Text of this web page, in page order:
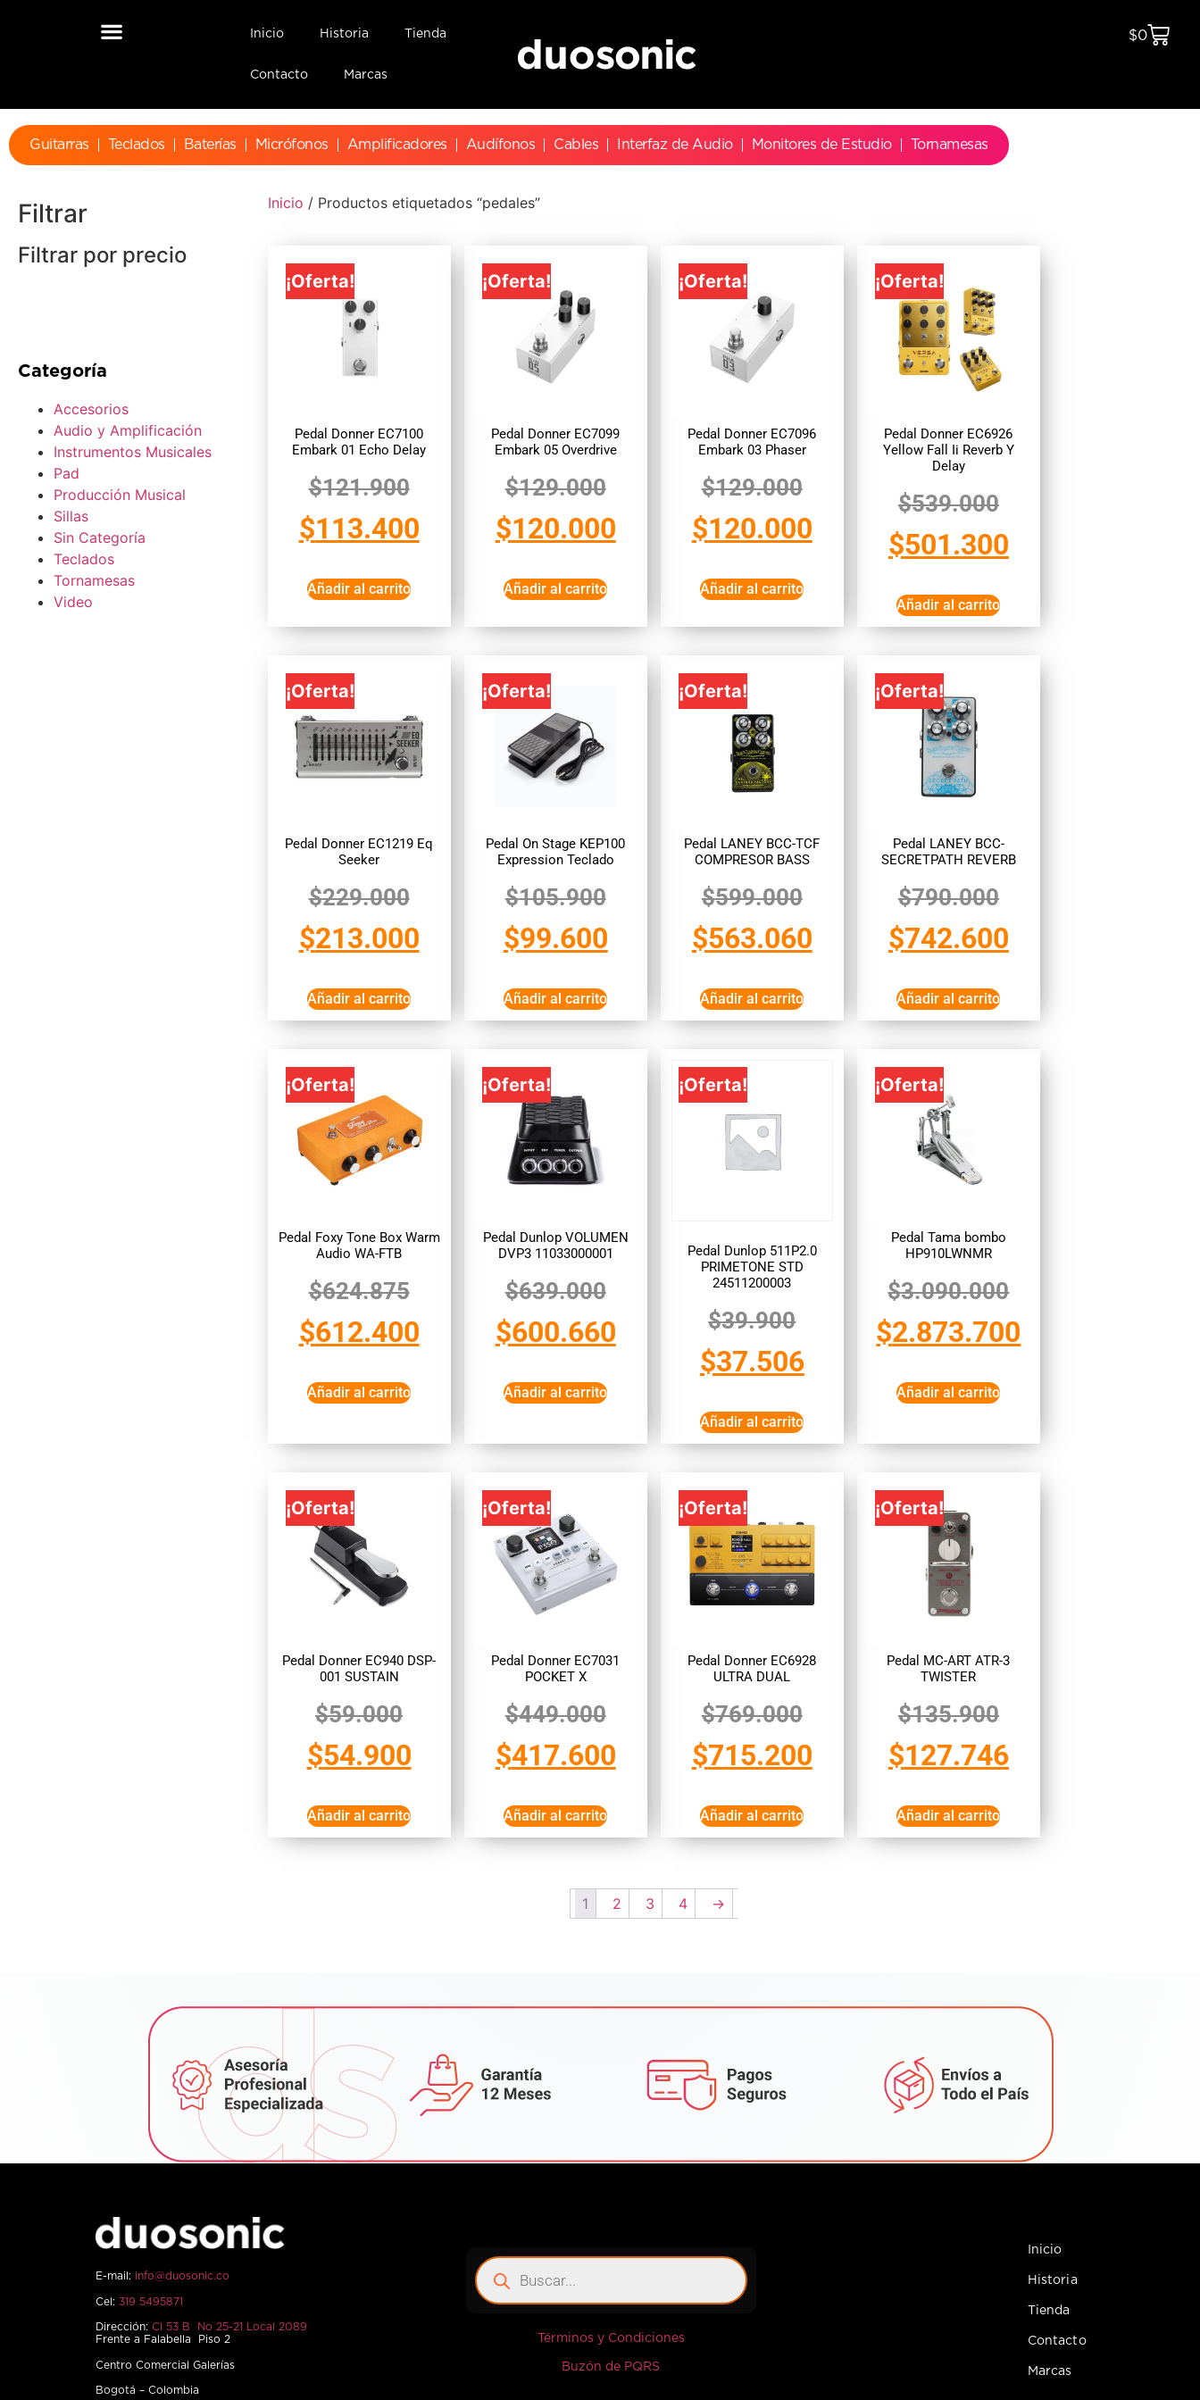
Inicio Historia Tienda
Contacto Marcas
$0
Guitarras Teclados Baterías Micrófonos Amplificadores Audífonos Cables Interfaz de Audio Monitores de Estudio Tornamesas
Filtrar
Filtrar por precio
Categoría
Accesorios
Audio y Amplificación
Instrumentos Musicales
Pad
Producción Musical
Sillas
Sin Categoría
Teclados
Tornamesas
Video
Inicio / Productos etiquetados “pedales”
¡Oferta!
Pedal Donner EC7100
Embark 01 Echo Delay
$121.900
$113.400
Añadir al carrito
¡Oferta!
Pedal Donner EC7099
Embark 05 Overdrive
$129.000
$120.000
Añadir al carrito
¡Oferta!
Pedal Donner EC7096
Embark 03 Phaser
$129.000
$120.000
Añadir al carrito
¡Oferta!
Pedal Donner EC6926
Yellow Fall Ii Reverb Y
Delay
$539.000
$501.300
Añadir al carrito
¡Oferta!
Pedal Donner EC1219 Eq
Seeker
$229.000
$213.000
Añadir al carrito
¡Oferta!
Pedal On Stage KEP100
Expression Teclado
$105.900
$99.600
Añadir al carrito
¡Oferta!
Pedal LANEY BCC-TCF
COMPRESOR BASS
$599.000
$563.060
Añadir al carrito
¡Oferta!
Pedal LANEY BCC-
SECRETPATH REVERB
$790.000
$742.600
Añadir al carrito
¡Oferta!
Pedal Foxy Tone Box Warm
Audio WA-FTB
$624.875
$612.400
Añadir al carrito
¡Oferta!
Pedal Dunlop VOLUMEN
DVP3 11033000001
$639.000
$600.660
Añadir al carrito
¡Oferta!
Pedal Dunlop 511P2.0
PRIMETONE STD
24511200003
$39.900
$37.506
Añadir al carrito
¡Oferta!
Pedal Tama bombo
HP910LWNMR
$3.090.000
$2.873.700
Añadir al carrito
¡Oferta!
Pedal Donner EC940 DSP-
001 SUSTAIN
$59.000
$54.900
Añadir al carrito
¡Oferta!
Pedal Donner EC7031
POCKET X
$449.000
$417.600
Añadir al carrito
¡Oferta!
Pedal Donner EC6928
ULTRA DUAL
$769.000
$715.200
Añadir al carrito
¡Oferta!
Pedal MC-ART ATR-3
TWISTER
$135.900
$127.746
Añadir al carrito
1 2 3 4 →
E-mail: info@duosonic.co
Cel: 319 5495871
Dirección: Cl 53 B No 25-21 Local 2089
Frente a Falabella Piso 2
Centro Comercial Galerías
Bogotá – Colombia
Términos y Condiciones
Buzón de PQRS
Inicio
Historia
Tienda
Contacto
Marcas